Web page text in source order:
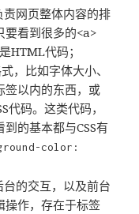
网页整体内容的排
要看到很多的<a>
HTML代码；
，比如字体大小、
签以内的东西，或
代码。这类代码，
的基本都与CSS有
color:
的交互，以及前台
操作，存在于标签